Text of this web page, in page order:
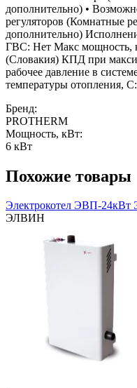
дополнительно) •
регуляторов (Комнатные
дополнительно)
ГВС: Нет Макс мощность,
(Словакия) КПД при
рабочее давление в
температуры отопления,
Бренд:
PROTHERM
Мощность, кВт:
6 кВт
Похожие товары
Электрокотел ЭВП-
ЭЛВИН